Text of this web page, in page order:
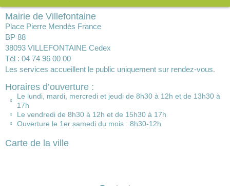
Mairie de Villefontaine
Place Pierre Mendès France
BP 88
38093 VILLEFONTAINE Cedex
Tél : 04 74 96 00 00
Les services accueillent le public uniquement sur rendez-vous.
Horaires d’ouverture :
Le lundi, mardi, mercredi et jeudi de 8h30 à 12h et de 13h30 à
17h
Le vendredi de 8h30 à 12h et de 15h30 à 17h
Ouverture le 1er samedi du mois : 8h30-12h
Carte de la ville